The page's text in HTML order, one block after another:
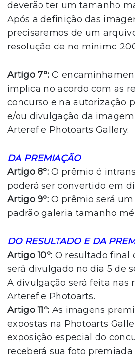
deverão ter um tamanho
Após a definição das
precisaremos de um
resolução de no mínimo
Artigo 7º: O
implica no acordo com as
concurso e na autorização
e/ou divulgação da
Arteref e Photoarts Gallery.
DA PREMIAÇÃO
Artigo 8º: O prêmio é
poderá ser convertido em
Artigo 9º: O prêmio será
padrão galeria tamanho
DO RESULTADO E DA
Artigo 10º: O resultado final
será divulgado no dia 5 de
A divulgação será feita nas
Arteref e Photoarts.
Artigo 11º: As imagens
expostas na Photoarts
exposição especial do
receberá sua foto